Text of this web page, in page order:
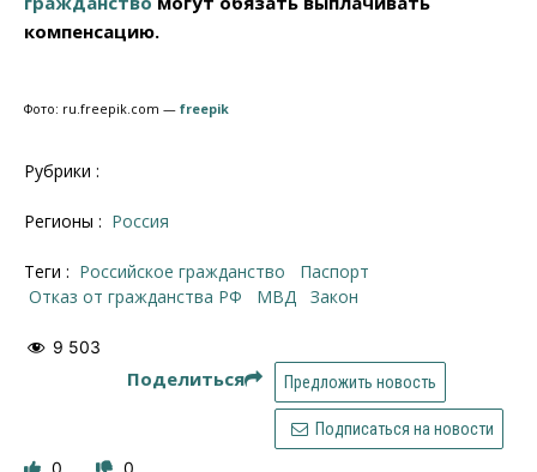
компенсацию.
Фото: ru.freepik.com — freepik
Рубрики :
Регионы : Россия
Теги : российское гражданство
паспорт
отказ от гражданства РФ
МВД закон
9 503
Поделиться Предложить новость
Подписаться на новости
0 0